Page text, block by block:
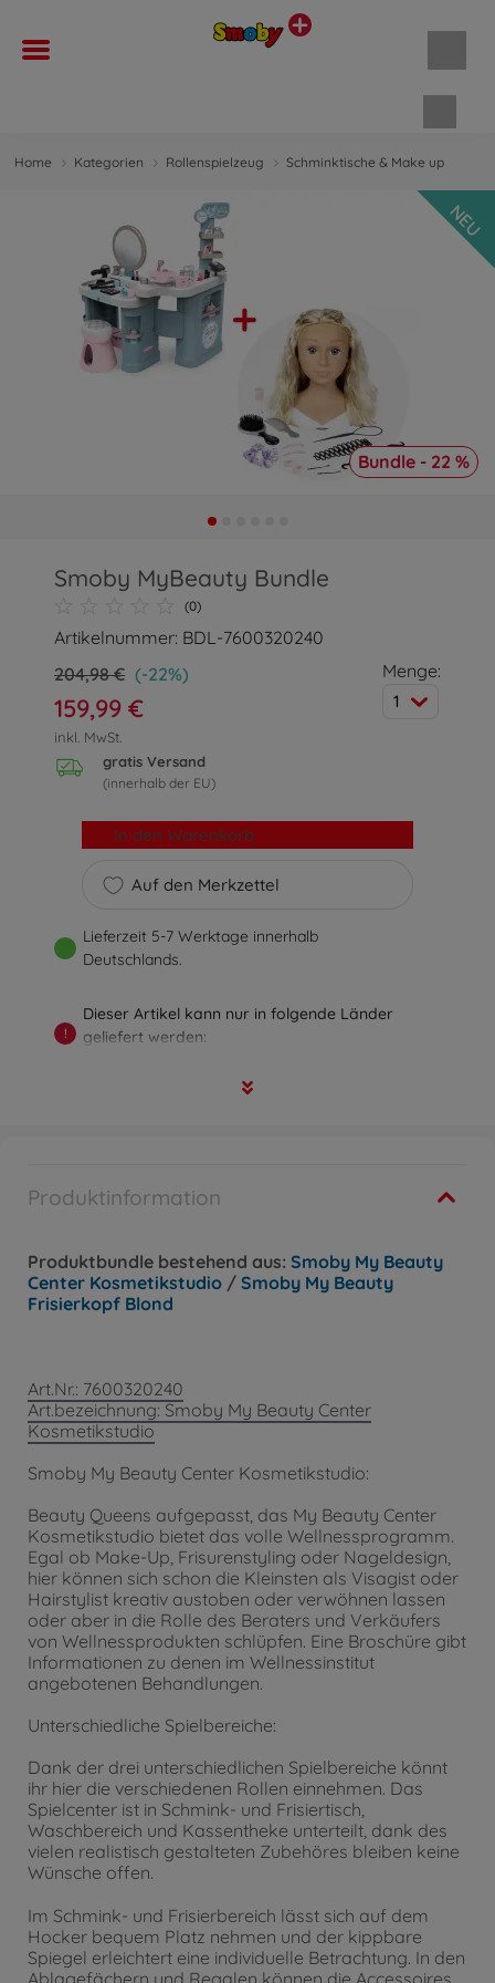
Home Kategorien Rollenspielzeug Schminktische & Make up
NEU
Bundle - 22 %
Smoby MyBeauty Bundle
(0)
Artikelnummer: BDL-7600320240
204,98 € (-22%)
159,99 €
inkl. MwSt.
gratis Versand
(innerhalb der EU)
Menge:
1
Auf den Merkzettel
In den Warenkorb
Lieferzeit 5-7 Werktage innerhalb
Deutschlands.
!
Dieser Artikel kann nur in folgende Länder
geliefert werden:
Dänemark, Estland, Finnland, Frankreich,
Produktinformation
Produktbundle bestehend aus: Smoby My Beauty
Center Kosmetikstudio / Smoby My Beauty
Frisierkopf Blond
Art.Nr.: 7600320240
Art.bezeichnung: Smoby My Beauty Center
Kosmetikstudio
Smoby My Beauty Center Kosmetikstudio:
Beauty Queens aufgepasst, das My Beauty Center
Kosmetikstudio bietet das volle Wellnessprogramm.
Egal ob Make-Up, Frisurenstyling oder Nageldesign,
hier können sich schon die Kleinsten als Visagist oder
Hairstylist kreativ austoben oder verwöhnen lassen
oder aber in die Rolle des Beraters und Verkäufers
von Wellnessprodukten schlüpfen. Eine Broschüre gibt
Informationen zu denen im Wellnessinstitut
angebotenen Behandlungen.
Unterschiedliche Spielbereiche:
Dank der drei unterschiedlichen Spielbereiche könnt
ihr hier die verschiedenen Rollen einnehmen. Das
Spielcenter ist in Schmink- und Frisiertisch,
Waschbereich und Kassentheke unterteilt, dank des
vielen realistisch gestalteten Zubehöres bleiben keine
Wünsche offen.
Im Schmink- und Frisierbereich lässt sich auf dem
Hocker bequem Platz nehmen und der kippbare
Spiegel erleichtert eine individuelle Betrachtung. In den
Ablagefächern und Regalen können die Accessoires